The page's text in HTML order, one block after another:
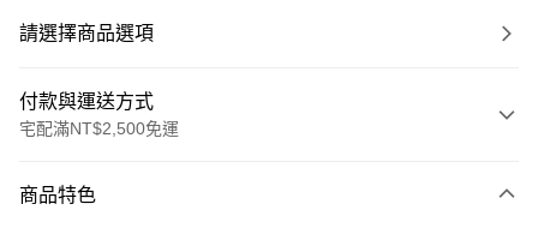
請選擇商品選項
付款與運送方式
宅配滿NT$2,500免運
信用卡一次付款
商品特色